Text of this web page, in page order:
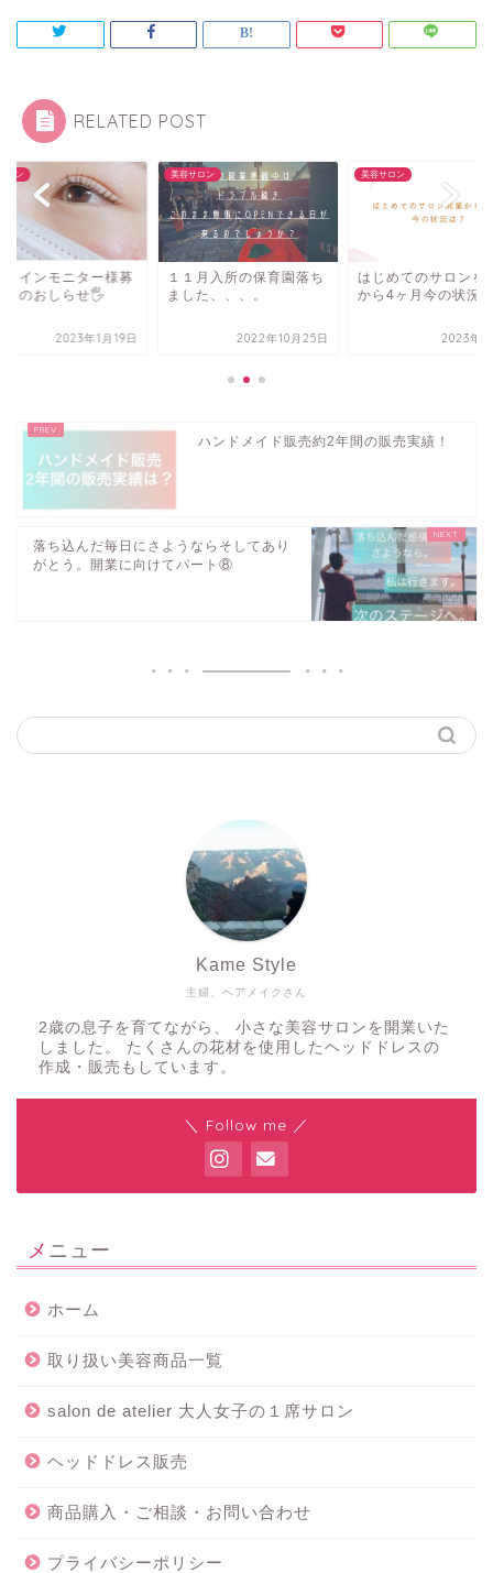
RELATED POST
ロン
コインモニター様募
了のおしらせ🖐
2023年1月19日
美容サロン
１１月入所の保育園落ち
ました、、、。
2022年10月25日
美容サロン
はじめてのサロンを
から4ヶ月今の状況
2023年6
ハンドメイド販売約2年間の販売実績！
落ち込んだ毎日にさようならそしてあり
がとう。開業に向けてパート⑧
主婦、ヘアメイクさん
Kame Style
2歳の息子を育てながら、 小さな美容サロンを開業いた
しました。 たくさんの花材を使用したヘッドドレスの
作成・販売もしています。
＼ Follow me ／
メニュー
ホーム
取り扱い美容商品一覧
salon de atelier 大人女子の１席サロン
ヘッドドレス販売
商品購入・ご相談・お問い合わせ
プライバシーポリシー